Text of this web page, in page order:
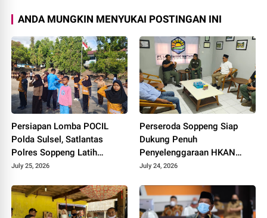
ANDA MUNGKIN MENYUKAI POSTINGAN INI
Persiapan Lomba POCIL
Polda Sulsel, Satlantas
Polres Soppeng Latih
Disiplin Anak Sejak Dini
July 25, 2026
Perseroda Soppeng Siap
Dukung Penuh
Penyelenggaraan HKAN
2026 di TWA Lejja
July 24, 2026